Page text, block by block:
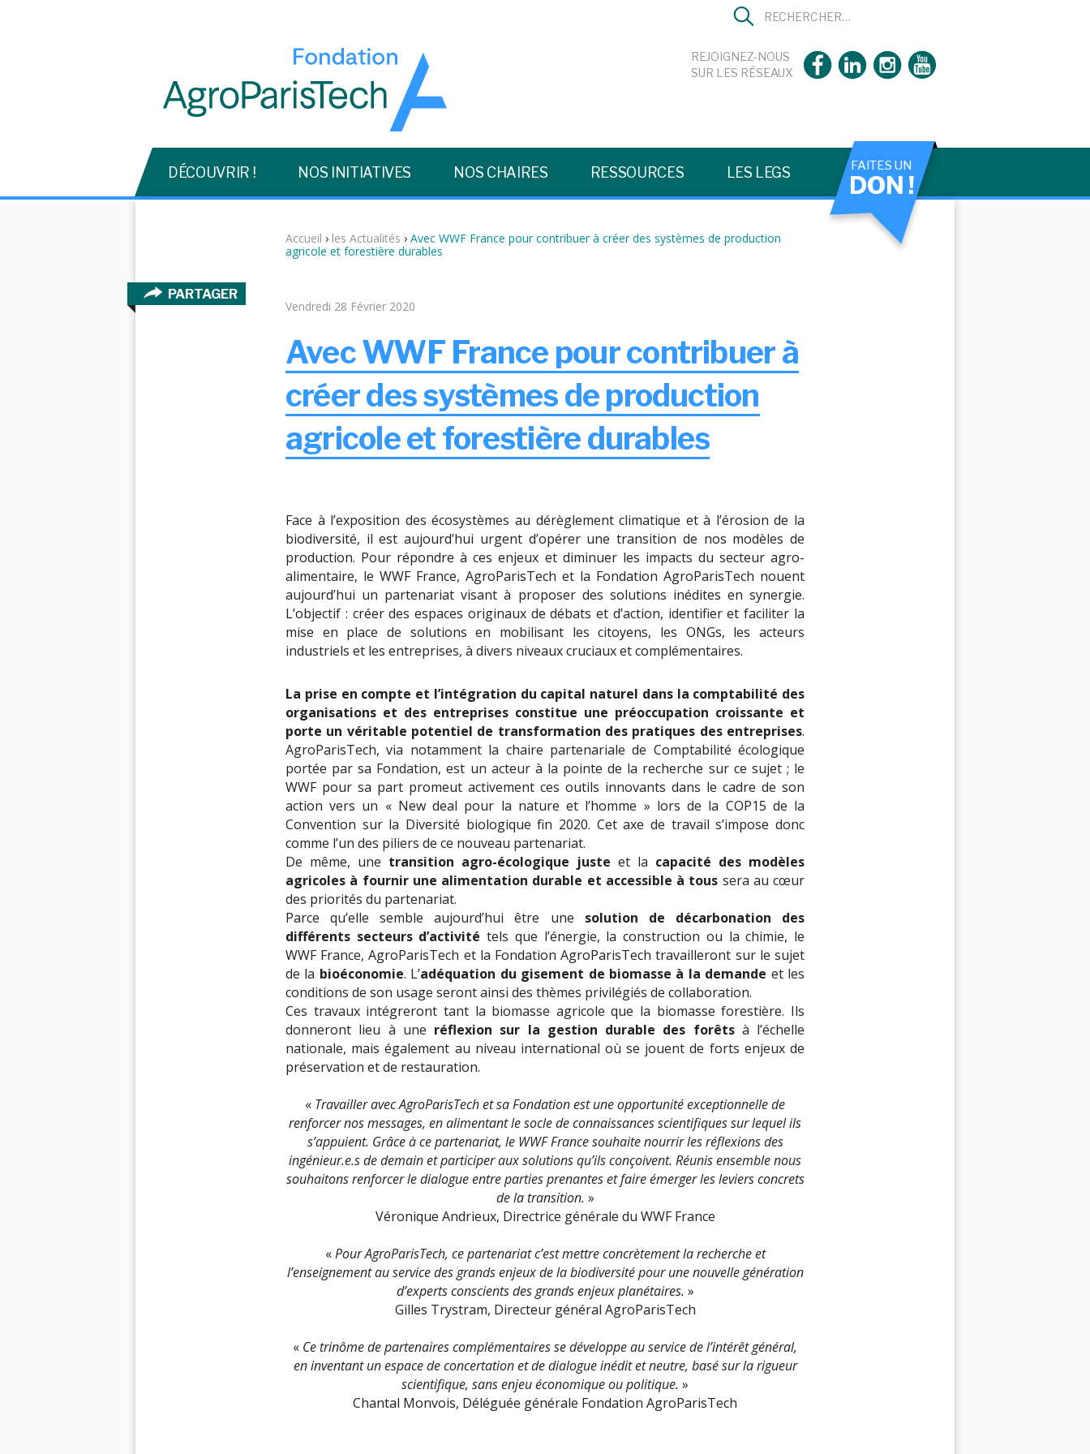
REJOIGNEZ-NOUS
SUR LES RÉSEAUX
DÉCOUVRIR ! NOS INITIATIVES NOS CHAIRES RESSOURCES LES LEGS FAITES UN
DON !
PARTAGER
Accueil › les Actualités › Avec WWF France pour contribuer à créer des systèmes de production
agricole et forestière durables
Vendredi 28 Février 2020
Avec WWF France pourcontribuer à
créer des systèmes de production
agricole et forestière durables
Face à l’exposition des écosystèmes au dérèglement climatique et à l’érosion de la
biodiversité, il est aujourd’hui urgent d’opérer une transition de nos modèles de
production. Pour répondre à ces enjeux et diminuer les impacts du secteur agro-
alimentaire, le WWF France, AgroParisTech et la Fondation AgroParisTech nouent
aujourd’hui un partenariat visant à proposer des solutions inédites en synergie.
L’objectif : créer des espaces originaux de débats et d’action, identifier et faciliter la
mise en place de solutions en mobilisant les citoyens, les ONGs, les acteurs
industriels et les entreprises, à divers niveaux cruciaux et complémentaires.
La prise en compte et l’intégration du capital naturel dans la comptabilité des
organisations et des entreprises constitue une préoccupation croissante et
porte un véritable potentiel de transformation des pratiques des entreprises.
AgroParisTech, via notamment la chaire partenariale de Comptabilité écologique
portée par sa Fondation, est un acteur à la pointe de la recherche sur ce sujet ; le
WWF pour sa part promeut activement ces outils innovants dans le cadre de son
action vers un « New deal pour la nature et l’homme » lors de la COP15 de la
Convention sur la Diversité biologique fin 2020. Cet axe de travail s’impose donc
comme l’un des piliers de ce nouveau partenariat.
De même, une transition agro-écologique juste et la capacité des modèles
agricoles à fournir une alimentation durable et accessible à tous sera au cœur
des priorités du partenariat.
Parce qu’elle semble aujourd’hui être une solution de décarbonation des
différents secteurs d’activitétels que l’énergie, la construction ou la chimie, le
WWF France, AgroParisTech et la Fondation AgroParisTech travailleront sur le sujet
de la bioéconomie. L’adéquation du gisement de biomasse à la demande et les
conditions de son usage seront ainsi des thèmes privilégiés de collaboration.
Ces travaux intégreront tant la biomasse agricole que la biomasse forestière. Ils
donneront lieu à une réflexion sur la gestion durable des forêts à l’échelle
nationale, mais également au niveau international où se jouent de forts enjeux de
préservation et de restauration.
« Travailler avec AgroParisTech et sa Fondation est une opportunité exceptionnelle de
renforcer nos messages, en alimentant le socle de connaissances scientifiques sur lequel ils
s’appuient. Grâce à ce partenariat, le WWF France souhaite nourrir les réflexions des
ingénieur.e.s de demain et participer aux solutions qu’ils conçoivent. Réunis ensemble nous
souhaitons renforcer le dialogue entre parties prenantes et faire émerger les leviers concrets
de la transition. »
Véronique Andrieux, Directrice générale du WWF France
«Pour AgroParisTech, ce partenariat c’est mettre concrètement la recherche et
l’enseignement au service des grands enjeux de la biodiversité pour une nouvelle génération
d’experts conscients des grands enjeux planétaires. »
Gilles Trystram, Directeur général AgroParisTech
« Ce trinôme de partenaires complémentaires se développe au service de l’intérêt général,
en inventant un espace de concertation et de dialogue inédit et neutre, basé sur la rigueur
scientifique, sans enjeu économique ou politique. »
Chantal Monvois, Déléguée générale Fondation AgroParisTech